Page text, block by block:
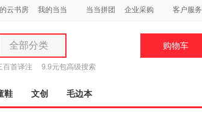
云书房 我的当当 当当拼团 企业采购 客户服务
全部分类
全部分类
图书
电子书
百首译注
9.9元包高级搜索
购物车
鞋 文创 毛边本